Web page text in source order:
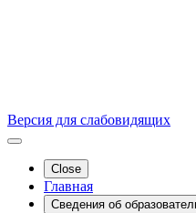
Версия для слабовидящих
Close
Главная
Сведения об